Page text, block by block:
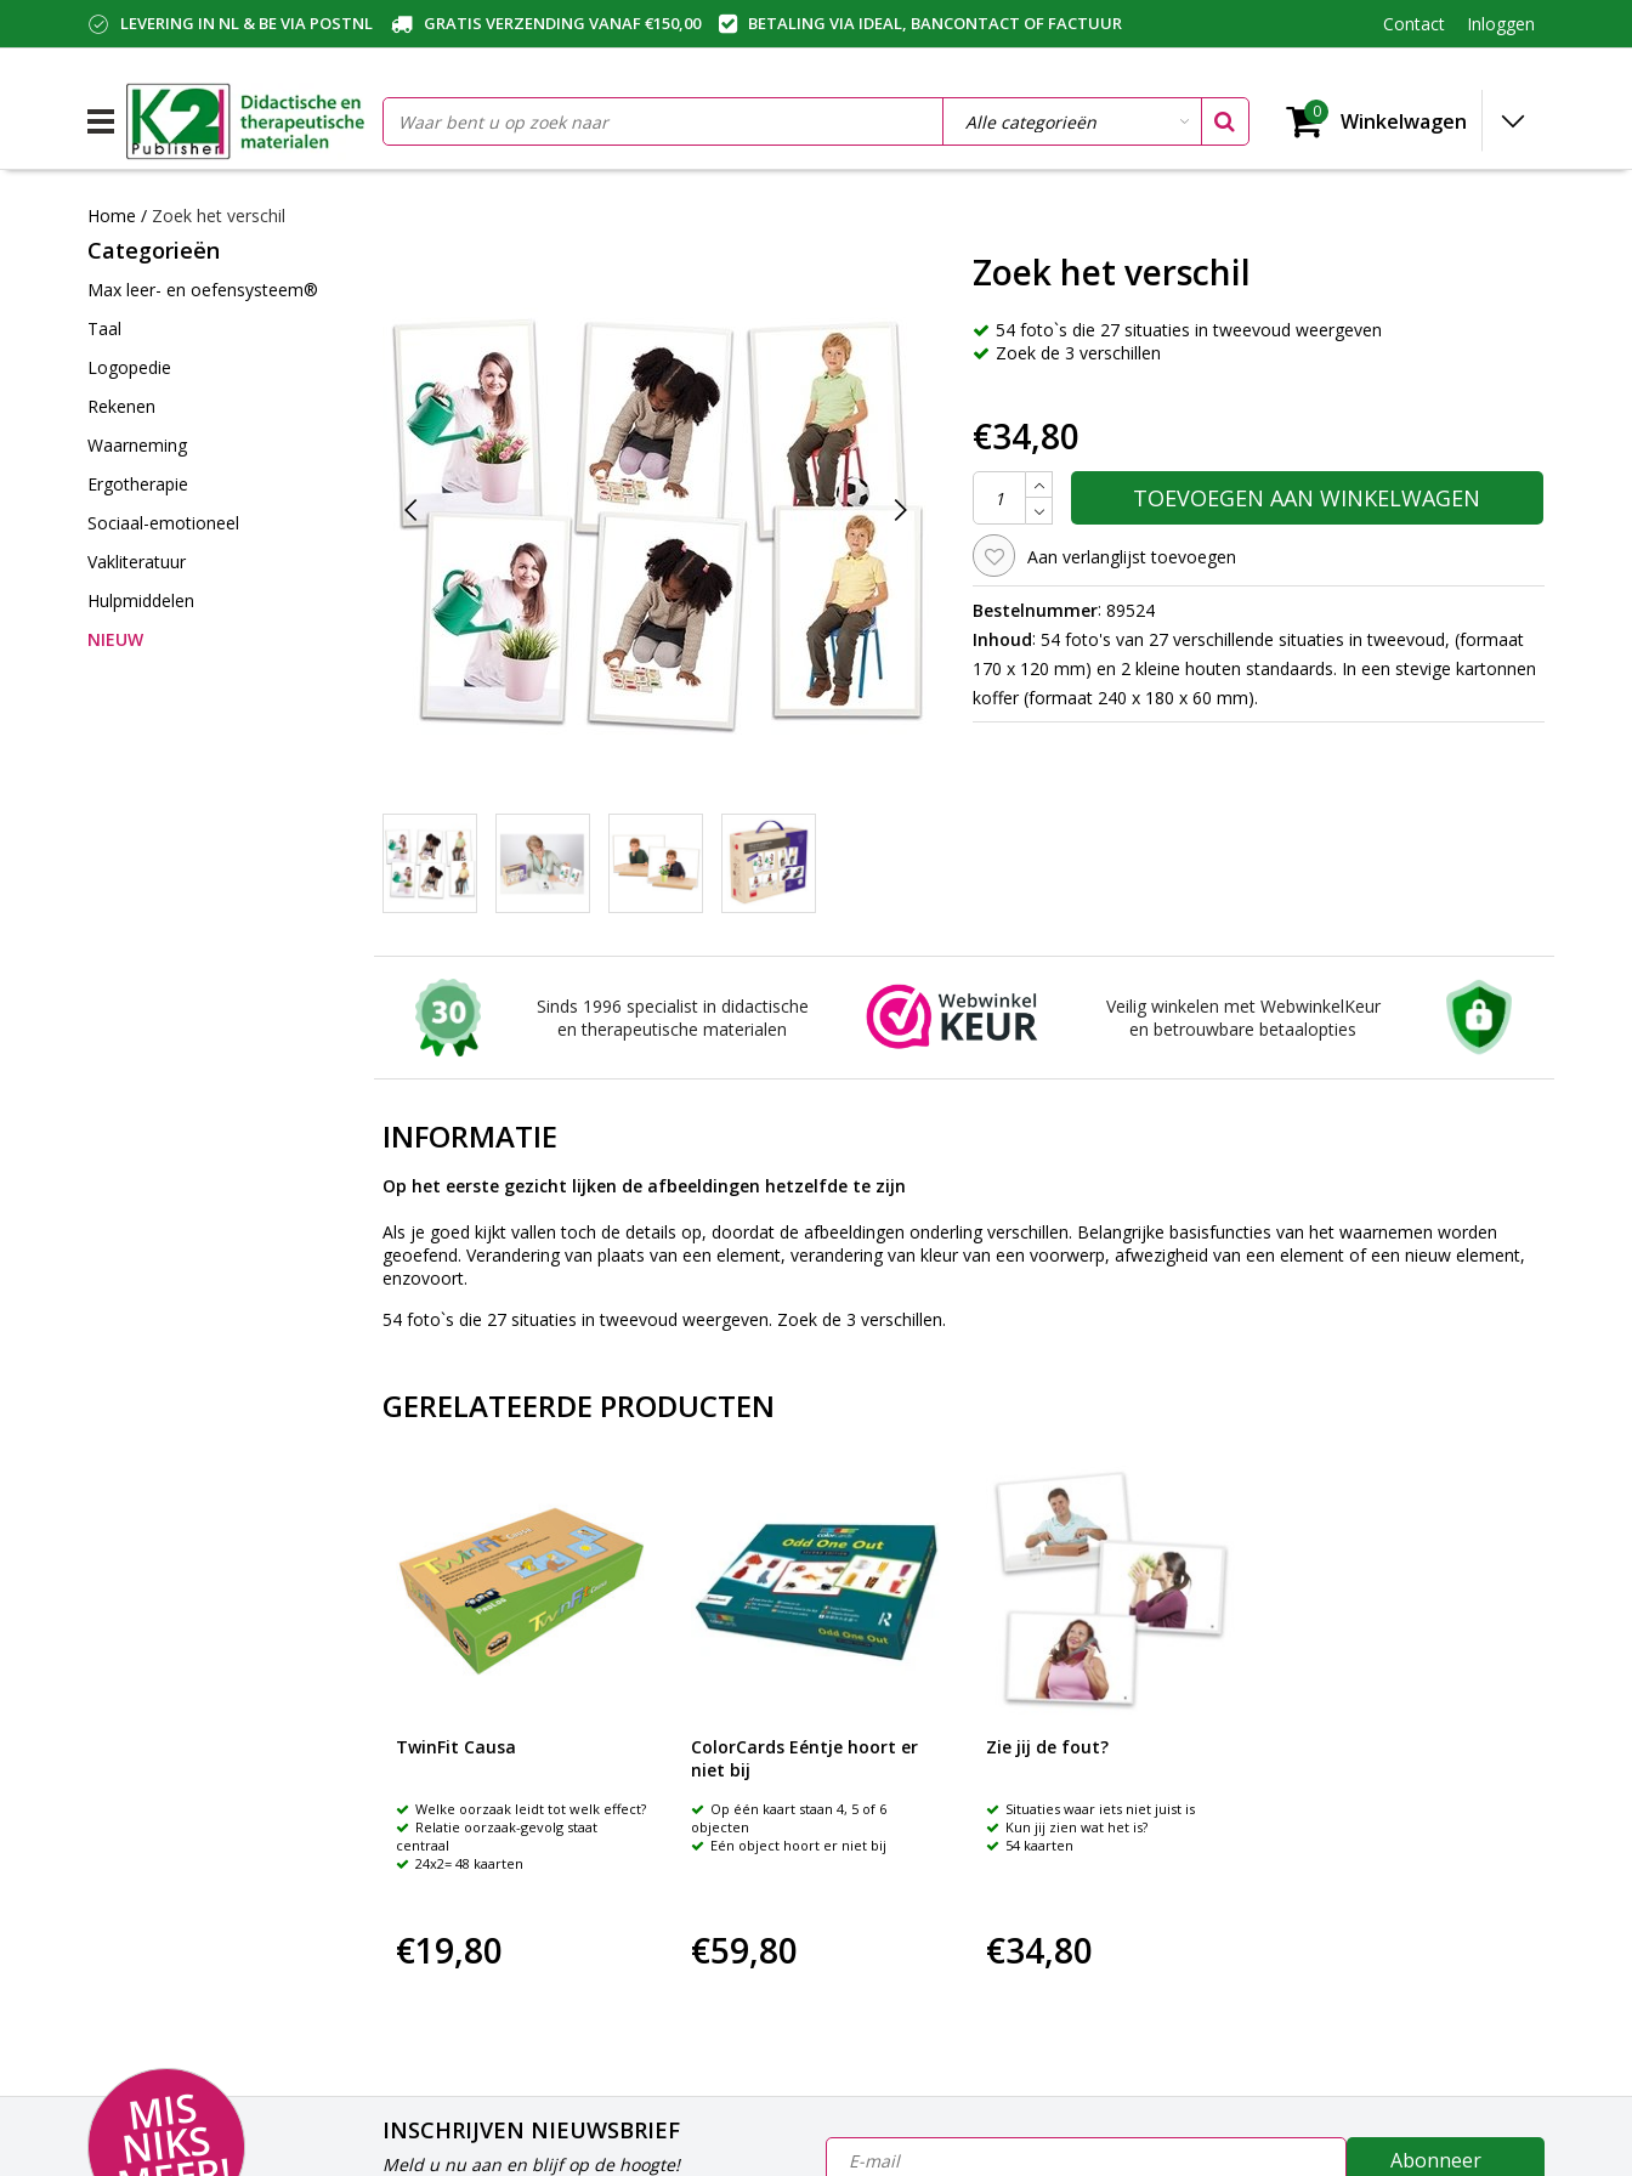
LEVERING IN NL & BE VIA POSTNL GRATIS VERZENDING VANAF €150,00 BETALING VIA IDEAL, BANCONTACT OF FACTUUR Contact Inloggen
0 Winkelwagen
Home / Zoek het verschil
Categorieën
Max leer- en oefensysteem®
Taal
Logopedie
Rekenen
Waarneming
Ergotherapie
Sociaal-emotioneel
Vakliteratuur
Hulpmiddelen
NIEUW
Zoek het verschil
54 foto`s die 27 situaties in tweevoud weergeven
Zoek de 3 verschillen
€34,80
TOEVOEGEN AAN WINKELWAGEN
Aan verlanglijst toevoegen
Bestelnummer: 89524
Inhoud: 54 foto's van 27 verschillende situaties in tweevoud, (formaat
170 x 120 mm) en 2 kleine houten standaards. In een stevige kartonnen
koffer (formaat 240 x 180 x 60 mm).
Sinds 1996 specialist in didactische
en therapeutische materialen
Veilig winkelen met WebwinkelKeur
en betrouwbare betaalopties
INFORMATIE
Op het eerste gezicht lijken de afbeeldingen hetzelfde te zijn
Als je goed kijkt vallen toch de details op, doordat de afbeeldingen onderling verschillen. Belangrijke basisfuncties van het waarnemen worden
geoefend. Verandering van plaats van een element, verandering van kleur van een voorwerp, afwezigheid van een element of een nieuw element,
enzovoort.
54 foto`s die 27 situaties in tweevoud weergeven. Zoek de 3 verschillen.
GERELATEERDE PRODUCTEN
TwinFit Causa
Welke oorzaak leidt tot welk effect?
Relatie oorzaak-gevolg staat
centraal
24x2= 48 kaarten
€19,80
ColorCards Eéntje hoort er
niet bij
Op één kaart staan 4, 5 of 6
objecten
Eén object hoort er niet bij
€59,80
Zie jij de fout?
Situaties waar iets niet juist is
Kun jij zien wat het is?
54 kaarten
€34,80
MI
S
NI
K
S
M
E
E INSCHRIJVEN NIEUWSBRIEF
Meld u nu aan en blijf op de hoogte! Abonneer